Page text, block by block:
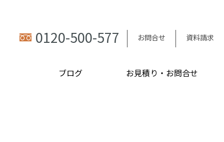
0120-500-577 お問合せ 資料請求
ブログ お見積り・お問合せ